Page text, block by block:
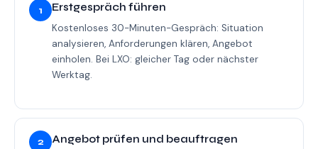
1 Erstgespräch führen
Kostenloses 30-Minuten-Gespräch: Situation
analysieren, Anforderungen klären, Angebot
einholen. Bei LXO: gleicher Tag oder nächster
Werktag.
2 Angebot prüfen und beauftragen